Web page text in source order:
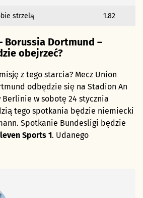
strzelą 1.82
Borussia Dortmund –
obejrzeć?
z tego starcia? Mecz Union
odbędzie się na Stadion An
w sobotę 24 stycznia
tego spotkania będzie niemiecki
Spotkanie Bundesligi będzie
Sports 1. Udanego